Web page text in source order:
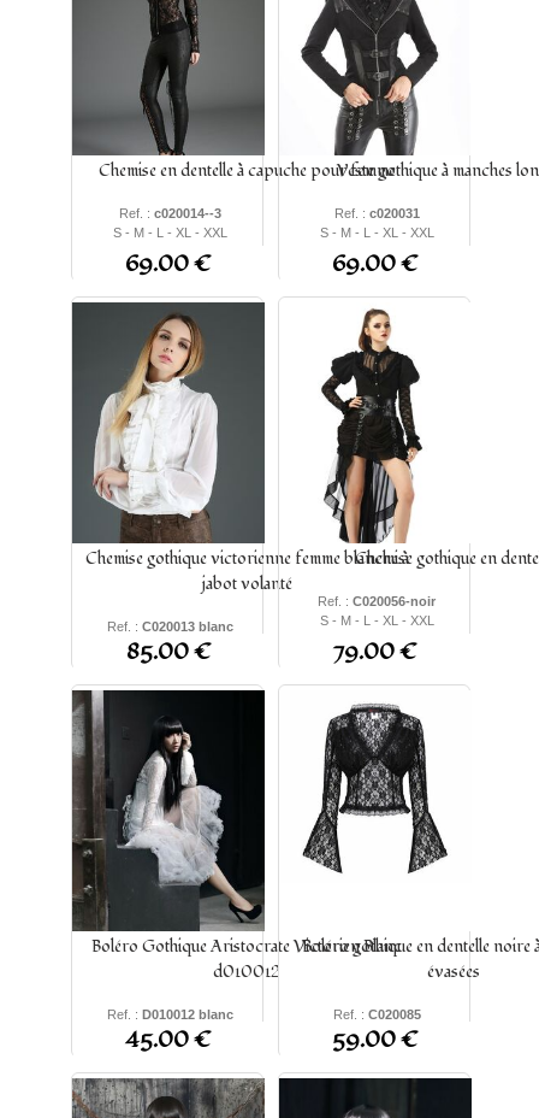
irait parfaitement avec nos chemises
Alors n'hésitez plus
Et adopter le style qui correspond à vos envies et laissez-vous
envoûter par l'univers gothique
Chemise en dentelle à capuche pour femme
Ref. : c020014--3
S - M - L - XL - XXL
69.00 €
Veste gothique à manches
Ref. : c020031
S - M - L - XL - XXL
69.00 €
Chemise gothique victorienne femme blanche à
jabot volanté
Ref. : C020013 blanc
S - M - L - XL - XXL -
XXXL
85.00 €
Chemise gothique en
Ref. : C020056-noir
S - M - L - XL - XXL
79.00 €
Boléro Gothique Aristocrate Victorien Blanc
d010012
Ref. : D010012 blanc
S - M - L - XL
45.00 €
Boléro gothique en dentelle noire
évasées
Ref. : C020085
S - M - L - XL - XXL
59.00 €